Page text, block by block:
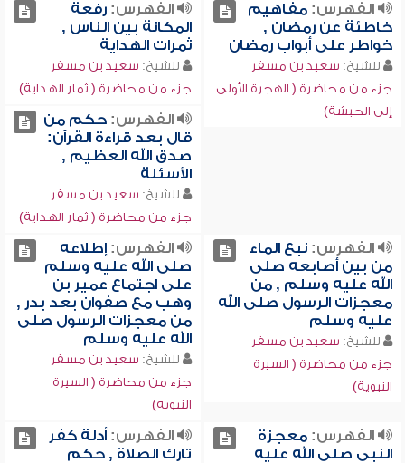
الفهرس:مفاهيم
خاطئة عن رمضان ,
خواطر على أبواب رمضان
للشيخ: سعيد بن مسفر
جزء من محاضرة ( الهجرة الأولى
إلى الحبشة)
الفهرس:رفعة
المكانة بين الناس ,
ثمرات الهداية
للشيخ: سعيد بن مسفر
جزء من محاضرة ( ثمار الهداية)
الفهرس:حكم من
قال بعد قراءة القرآن:
صدق الله العظيم ,
الأسئلة
للشيخ: سعيد بن مسفر
جزء من محاضرة ( ثمار الهداية)
الفهرس:نبع الماء
من بين أصابعه صلى
الله عليه وسلم , من
معجزات الرسول صلى الله
عليه وسلم
للشيخ: سعيد بن مسفر
جزء من محاضرة ( السيرة
النبوية)
الفهرس:إطلاعه
صلى الله عليه وسلم
على اجتماع عمير بن
وهب مع صفوان بعد بدر ,
من معجزات الرسول صلى
الله عليه وسلم
للشيخ: سعيد بن مسفر
جزء من محاضرة ( السيرة
النبوية)
الفهرس:معجزة
النبي صلى الله عليه
الفهرس:أدلة كفر
تارك الصلاة , حكم